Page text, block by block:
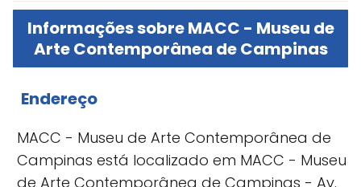
Informações sobre MACC - Museu de
Arte Contemporânea de Campinas
Endereço
MACC - Museu de Arte Contemporânea de
Campinas está localizado em MACC - Museu
de Arte Contemporânea de Campinas - Av.